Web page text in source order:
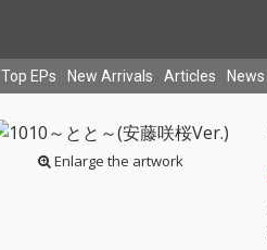
Top EPs New Arrivals Articles News
Enlarge the artwork